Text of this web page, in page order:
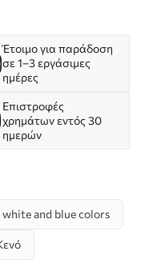
Έτοιμο για παράδοση
σε 1–3 εργάσιμες
ημέρες
Επιστροφές
χρημάτων εντός 30
ημερών
and blue colors